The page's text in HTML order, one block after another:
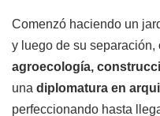
Comenzó haciendo un
y luego de su separación,
agroecología,
una diplomatura en
perfeccionando hasta